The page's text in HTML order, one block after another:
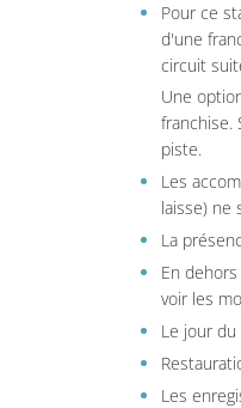
Pour ce
d'une
circuit
Une
franchise.
piste.
Les
laisse) ne
La
En
voir les
Le jour
Les